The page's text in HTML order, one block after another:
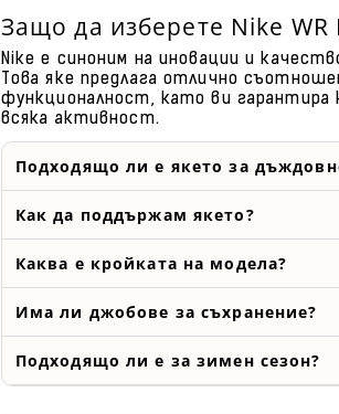
Защо да изберете Nike WR
Nike е синоним на иновации и
Това яке предлага отлично
функционалност, като ви
всяка активност.
Подходящо ли е якето за
Как да поддържам якето?
Каква е кройката на модела?
Има ли джобове за съхранение?
Подходящо ли е за зимен сезон?